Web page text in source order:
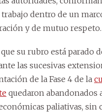
trabajo dentro de un
y de mutuo respeto.
su rubro está parado
las sucesivas
de la Fase 4 de la
quedaron abandonados
paliativas, sin